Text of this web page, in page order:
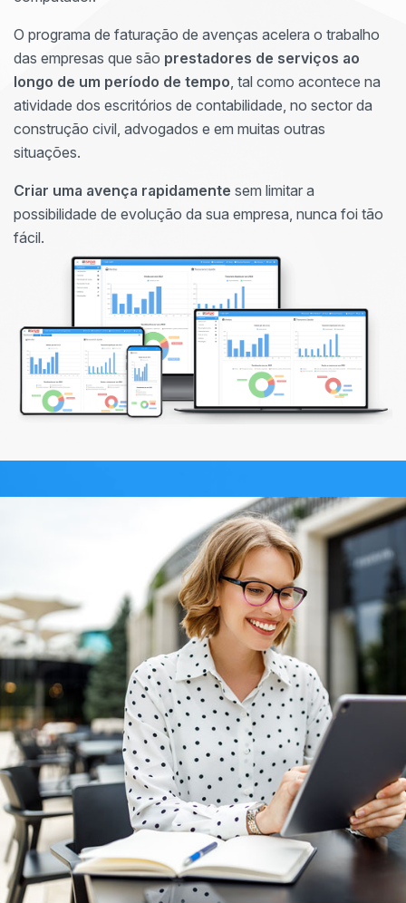
O programa de faturação de avenças acelera o trabalho
das empresas que são prestadores de serviços ao
longo de um período de tempo, tal como acontece na
atividade dos escritórios de contabilidade, no sector da
construção civil, advogados e em muitas outras
situações.
Criar uma avença rapidamente sem limitar a
possibilidade de evolução da sua empresa, nunca foi tão
fácil.